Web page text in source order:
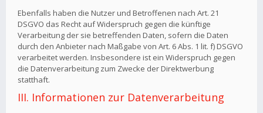
Ebenfalls haben die Nutzer und Betroffenen nach Art. 21
DSGVO das Recht auf Widerspruch gegen die künftige
Verarbeitung der sie betreffenden Daten, sofern die Daten
durch den Anbieter nach Maßgabe von Art. 6 Abs. 1 lit. f) DSGVO
verarbeitet werden. Insbesondere ist ein Widerspruch gegen
die Datenverarbeitung zum Zwecke der Direktwerbung
statthaft.
III. Informationen zur Datenverarbeitung